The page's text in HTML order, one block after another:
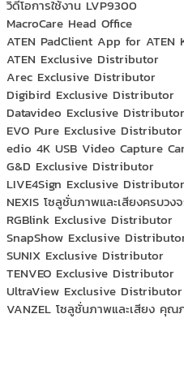
CONTACT US
ABOUT US
วิดีโอการใช้งาน LVP9300
MacroCare Head Office
ATEN PadClient App for ATEN
ATEN Exclusive Distributor
Arec Exclusive Distributor
Digibird Exclusive Distributor
Datavideo Exclusive Distributor
EVO Pure Exclusive Distributor
edio 4K USB Video Capture
G&D Exclusive Distributor
LIVE4Sign Exclusive Distributor
NEXIS โซลูชั่นภาพและเสียงครบวง
RGBlink Exclusive Distributor
SnapShow Exclusive
SUNIX Exclusive Distributor
TENVEO Exclusive Distributor
UltraView Exclusive Distributor
VANZEL โซลูชั่นภาพและเสียง คุณ